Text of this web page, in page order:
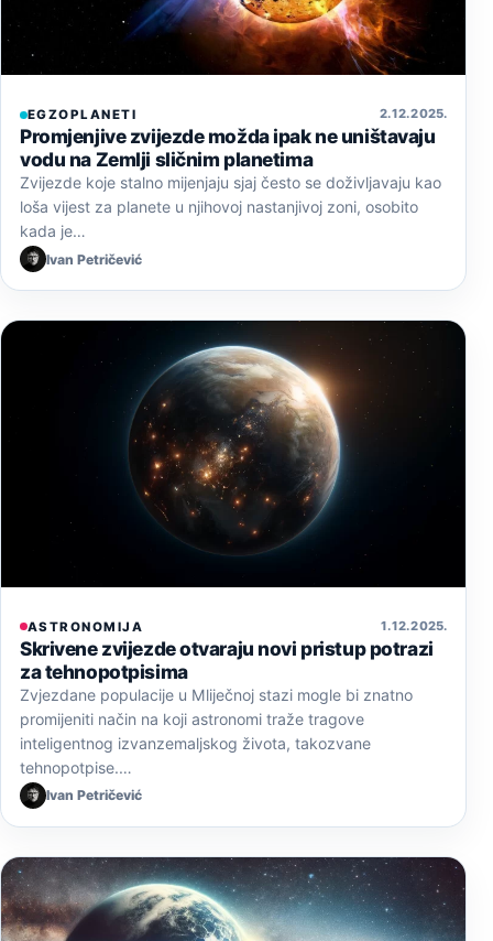
EGZOPLANETI 2. 12. 2025.
Promjenjive zvijezde možda ipak ne uništavaju
vodu na Zemlji sličnim planetima
Zvijezde koje stalno mijenjaju sjaj često se doživljavaju kao
loša vijest za planete u njihovoj nastanjivoj zoni, osobito
kada je…
Ivan Petričević
ASTRONOMIJA 1. 12. 2025.
Skrivene zvijezde otvaraju novi pristup potrazi
za tehnopotpisima
Zvjezdane populacije u Mliječnoj stazi mogle bi znatno
promijeniti način na koji astronomi traže tragove
inteligentnog izvanzemaljskog života, takozvane
tehnopotpise.…
Ivan Petričević